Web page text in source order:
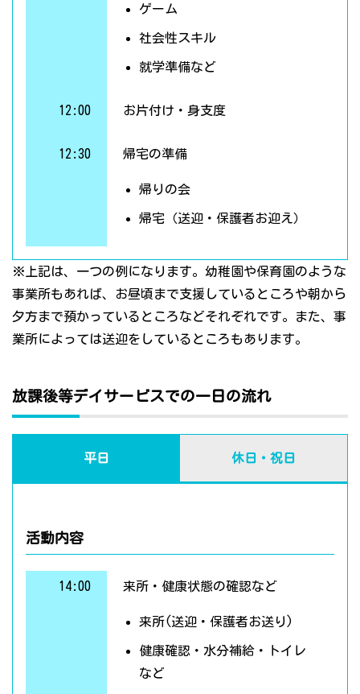
ゲーム
社会性スキル
就学準備など
12:00 お片付け・身支度
12:30 帰宅の準備
帰りの会
帰宅（送迎・保護者お迎え）
※上記は、一つの例になります。幼稚園や保育園のような
事業所もあれば、お昼頃まで支援しているところや朝から
夕方まで預かっているところなどそれぞれです。また、事
業所によっては送迎をしているところもあります。
放課後等デイサービスでの一日の流れ
平日 休日・祝日
活動内容
14:00 来所・健康状態の確認など
来所(送迎・保護者お送り)
健康確認・水分補給・トイレ
など